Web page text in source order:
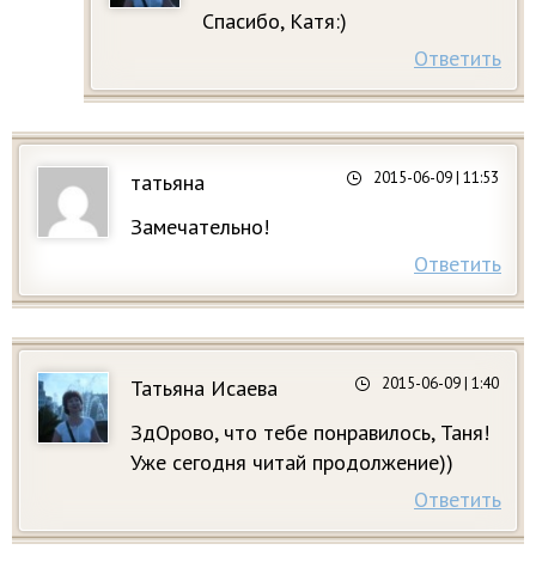
Спасибо, Катя:)
Ответить
татьяна 2015-06-09| 11:53
Замечательно!
Ответить
Татьяна Исаева 2015-06-09| 1:40
ЗдОрово, что тебе понравилось, Таня!
Уже сегодня читай продолжение))
Ответить